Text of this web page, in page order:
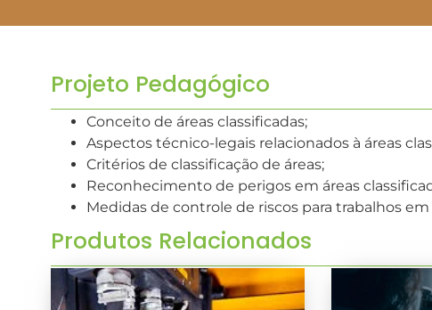
Projeto Pedagógico
Conceito de áreas classificadas;
Aspectos técnico-legais relacionados à áreas
Critérios de classificação de áreas;
Reconhecimento de perigos em áreas
Medidas de controle de riscos para trabalhos em
Produtos Relacionados